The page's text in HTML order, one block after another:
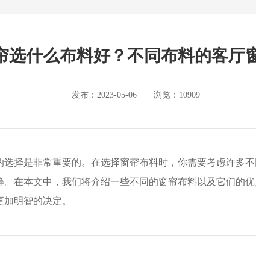
选什么布料好？不同布料的客厅
发布：2023-05-06 浏览：10909
选择是非常重要的。在选择窗帘布料时，你需要考虑许多
。在本文中，我们将介绍一些不同的窗帘布料以及它们的
明智的决定。